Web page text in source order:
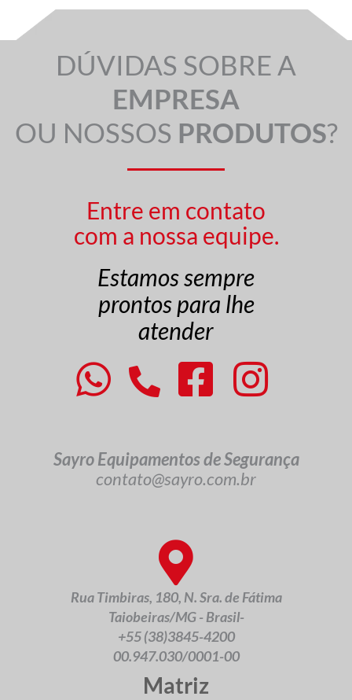
DÚVIDAS SOBRE A
EMPRESA
OU NOSSOS PRODUTOS?
Entre em contato
com a nossa equipe.
Estamos sempre
prontos para lhe
atender
Sayro Equipamentos de Segurança
contato@sayro.com.br
Rua Timbiras, 180, N. Sra. de Fátima
Taiobeiras/MG - Brasil-
+55 (38)3845-4200
00.947.030/0001-00
Matriz